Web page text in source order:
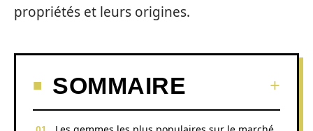
propriétés et leurs origines.
SOMMAIRE